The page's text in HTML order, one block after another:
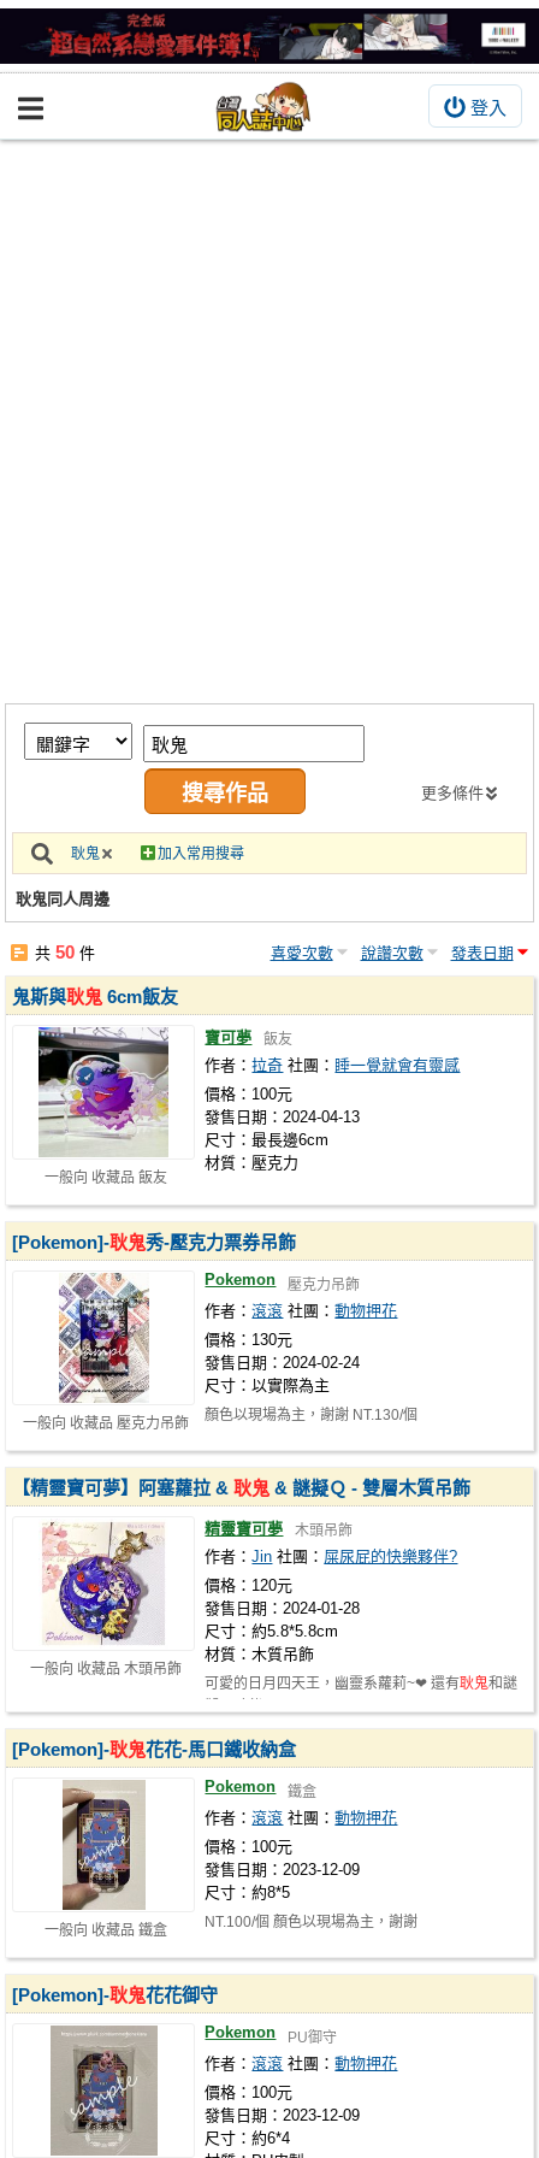
登入
BOOKY書集倉庫
繪圖藝廊
交流中心
攤位轉讓區
會員功能選單
註冊會員
更多條件
耿鬼 加入常用搜尋
耿鬼同人周邊
共50 件 喜愛次數 說讚次數 發表日期
一般向 收藏品 飯友
鬼斯與耿鬼 6cm飯友
寶可夢 飯友
作者：拉奇 社團： 睡一覺就會有靈感
價格：100元
發售日期：2024-04-13
尺寸：最長邊6cm
材質：壓克力
一般向 收藏品 壓克力吊飾
[Pokemon]-耿鬼秀-壓克力票券吊飾
Pokemon 壓克力吊飾
作者：滾滾 社團：動物押花
價格：130元
發售日期：2024-02-24
尺寸：以實際為主
顏色以現場為主，謝謝 NT.130/個
一般向 收藏品 木頭吊飾
【精靈寶可夢】阿塞蘿拉 &耿鬼 & 謎擬Ｑ - 雙層木質吊飾
精靈寶可夢 木頭吊飾
作者：Jin 社團： 屎尿屁的快樂夥伴?
價格：120元
發售日期：2024-01-28
尺寸：約5.8*5.8cm
材質：木質吊飾
可愛的日月四天王，幽靈系蘿莉~❤ 還有耿鬼和謎
一般向 收藏品 鐵盒
[Pokemon]-耿鬼花花-馬口鐵收納盒
Pokemon 鐵盒
作者：滾滾 社團：動物押花
價格：100元
發售日期：2023-12-09
尺寸：約8*5
NT.100/個 顏色以現場為主，謝謝
[Pokemon]-耿鬼花花御守
Pokemon PU御守
作者：滾滾 社團：動物押花
價格：100元
發售日期：2023-12-09
尺寸：約6*4